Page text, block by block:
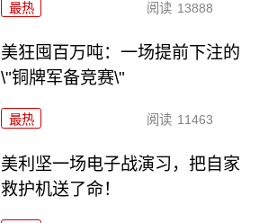
最热 阅读 13888
美狂囤百万吨：一场提前下注的
\"铜牌军备竞赛\"
最热 阅读 11463
美利坚一场电子战演习，把自家
救护机送了命！